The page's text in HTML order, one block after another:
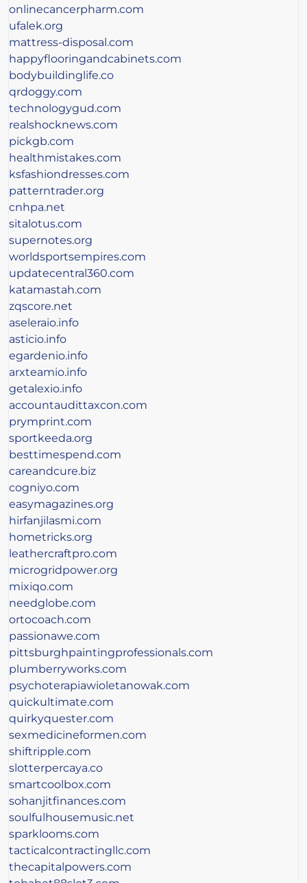
onlinecancerpharm.com
ufalek.org
mattress-disposal.com
happyflooringandcabinets.com
bodybuildinglife.co
qrdoggy.com
technologygud.com
realshocknews.com
pickgb.com
healthmistakes.com
ksfashiondresses.com
patterntrader.org
cnhpa.net
sitalotus.com
supernotes.org
worldsportsempires.com
updatecentral360.com
katamastah.com
zqscore.net
aseleraio.info
asticio.info
egardenio.info
arxteamio.info
getalexio.info
accountaudittaxcon.com
prymprint.com
sportkeeda.org
besttimespend.com
careandcure.biz
cogniyo.com
easymagazines.org
hirfanjilasmi.com
hometricks.org
leathercraftpro.com
microgridpower.org
mixiqo.com
needglobe.com
ortocoach.com
passionawe.com
pittsburghpaintingprofessionals.com
plumberryworks.com
psychoterapiawioletanowak.com
quickultimate.com
quirkyquester.com
sexmedicineformen.com
shiftripple.com
slotterpercaya.co
smartcoolbox.com
sohanjitfinances.com
soulfulhousemusic.net
sparklooms.com
tacticalcontractingllc.com
thecapitalpowers.com